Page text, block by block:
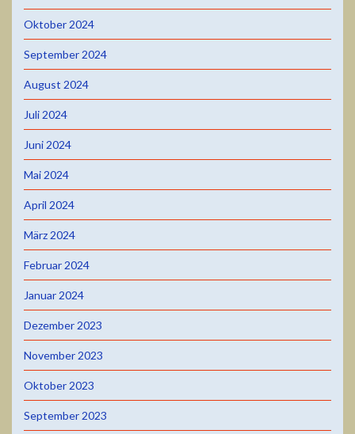
Oktober 2024
September 2024
August 2024
Juli 2024
Juni 2024
Mai 2024
April 2024
März 2024
Februar 2024
Januar 2024
Dezember 2023
November 2023
Oktober 2023
September 2023